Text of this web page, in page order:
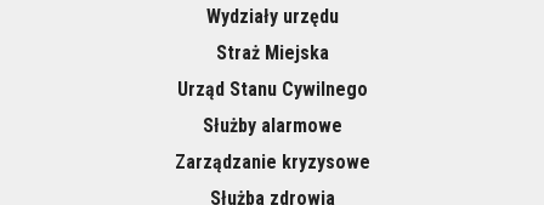
Wydziały urzędu
Straż Miejska
Urząd Stanu Cywilnego
Służby alarmowe
Zarządzanie kryzysowe
Służba zdrowia